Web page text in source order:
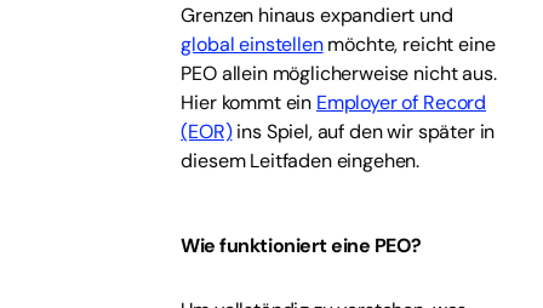
Grenzen hinaus expandiert und
global einstellenmöchte, reicht eine
PEO allein möglicherweise nicht aus.
Hier kommt ein Employer of Record
(EOR)ins Spiel, auf den wir später in
diesem Leitfaden eingehen.
Wie funktioniert eine PEO?